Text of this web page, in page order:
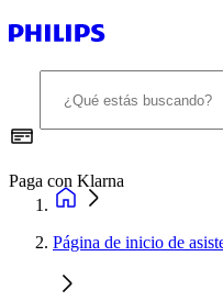
Paga con Klarna
Página de inicio de